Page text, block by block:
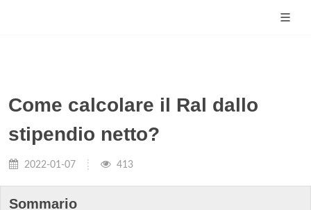
Come calcolare il Ral dallo
stipendio netto?
2022-01-07 413
Sommario